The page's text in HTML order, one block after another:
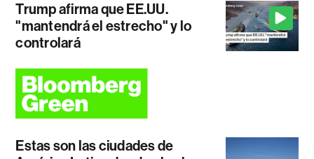
Trump afirma que EE.UU.
"mantendrá el estrecho" y lo
controlará
Estas son las ciudades de